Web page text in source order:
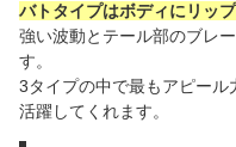
バトタイプはボディにリッ
強い波動とテール部のブレ
す。
3タイプの中で最もアピー
活躍してくれます。